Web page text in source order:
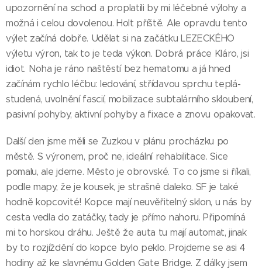
upozornění na schod a proplatili by mi léčebné výlohy a
možná i celou dovolenou. Holt příště. Ale opravdu tento
výlet začíná dobře. Udělat si na začátku LEZECKÉHO
výletu výron, tak to je teda výkon. Dobrá práce Kláro, jsi
idiot. Noha je ráno naštěstí bez hematomu a já hned
začínám rychlo léčbu: ledování, střídavou sprchu teplá-
studená, uvolnění fascií, mobilizace subtalárního skloubení,
pasivní pohyby, aktivní pohyby a fixace a znovu opakovat.
Další den jsme měli se Zuzkou v plánu procházku po
městě. S výronem, proč ne, ideální rehabilitace. Sice
pomalu, ale jdeme. Město je obrovské. To co jsme si říkali,
podle mapy, že je kousek, je strašně daleko. SF je také
hodně kopcovité! Kopce mají neuvěřitelný sklon, u nás by
cesta vedla do zatáčky, tady je přímo nahoru. Připomíná
mi to horskou dráhu. Ještě že auta tu mají automat, jinak
by to rozjíždění do kopce bylo peklo. Projdeme se asi 4
hodiny až ke slavnému Golden Gate Bridge. Z dálky jsem